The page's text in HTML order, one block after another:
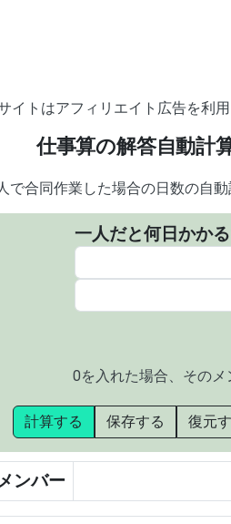
イトはアフィリエイト広告を利
仕事算の解答自動計
合同作業した場合の日数の自動
一人だと何日かか
0を入れた場合、そのメ
計算する 保存する 復元
ンバー